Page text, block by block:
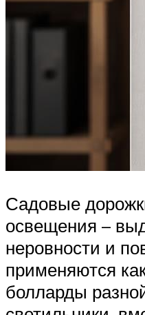
Садовые
освещения –
неровности и
применяются
болларды